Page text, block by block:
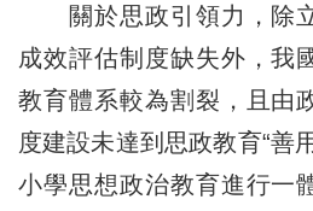
關於思政引領力，除
成效評估制度缺失外，我
教育體系較為割裂，且由
度建設未達到思政教育“善
小學思想政治教育進行一